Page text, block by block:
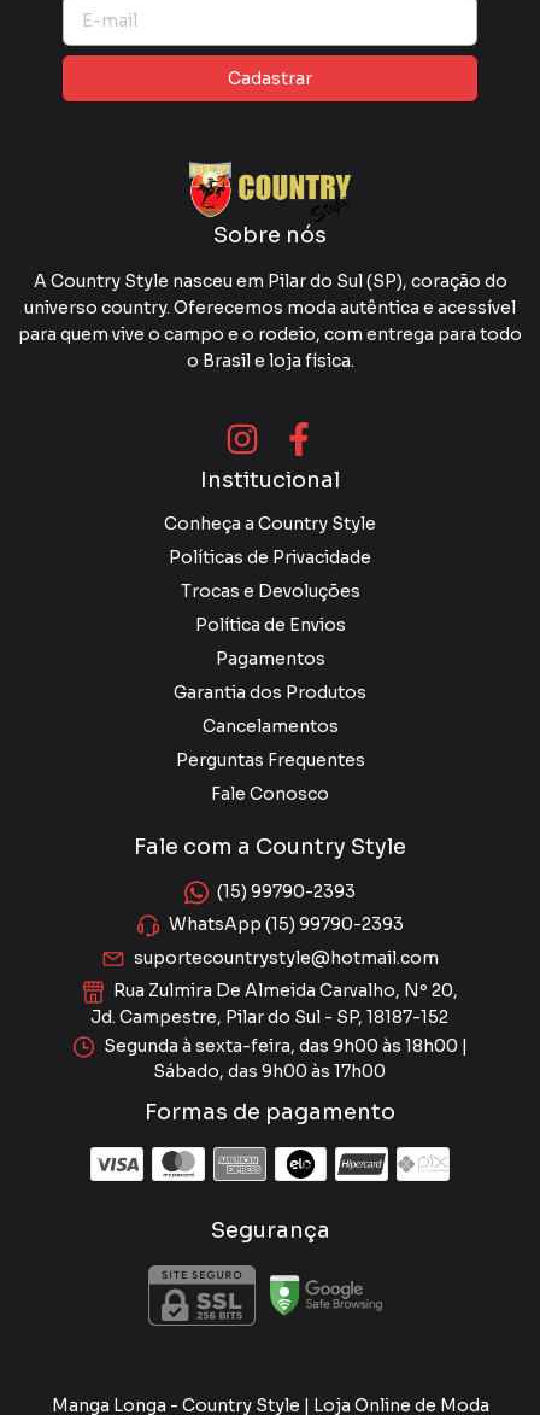
Sobre nós
A Country Style nasceu em Pilar do Sul (SP), coração do
universo country. Oferecemos moda autêntica e acessível
para quem vive o campo e o rodeio, com entrega para todo
o Brasil e loja física.
Institucional
Conheça a Country Style
Políticas de Privacidade
Trocas e Devoluções
Política de Envios
Pagamentos
Garantia dos Produtos
Cancelamentos
Perguntas Frequentes
Fale Conosco
Fale com a Country Style
(15) 99790-2393
WhatsApp (15) 99790-2393
suportecountrystyle@hotmail.com
Rua Zulmira De Almeida Carvalho, Nº 20,
Jd. Campestre, Pilar do Sul - SP, 18187-152
Segunda à sexta-feira, das 9h00 às 18h00 |
Sábado, das 9h00 às 17h00
Formas de pagamento
Segurança
Manga Longa - Country Style | Loja Online de Moda